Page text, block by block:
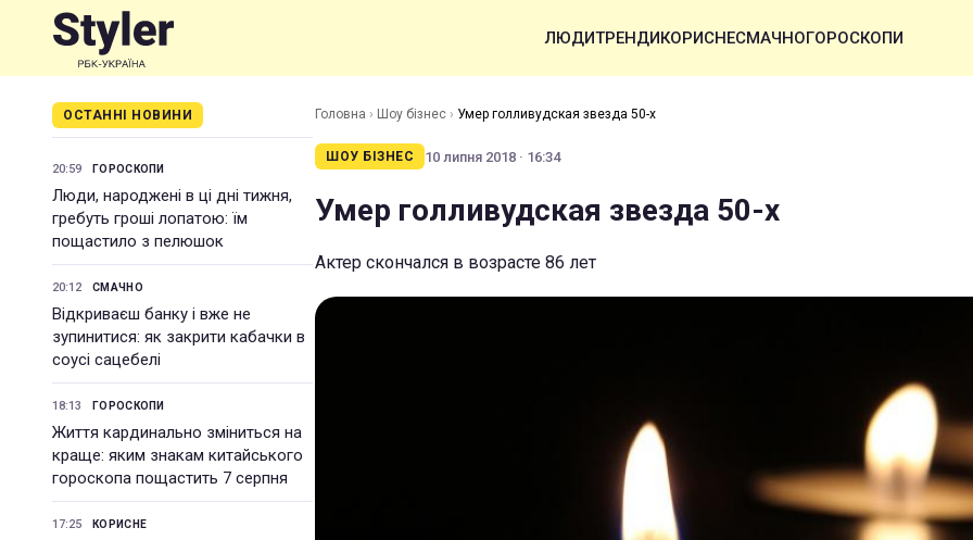
ЛЮДИТРЕНДИКОРИСНЕСМАЧНОГОРОСКОПИ
ОСТАННІ НОВИНИ
20:59 ГОРОСКОПИ
Люди, народжені в ці дні тижня,
гребуть гроші лопатою: їм
пощастило з пелюшок
20:12 СМАЧНО
Відкриваєш банку і вже не
зупинитися: як закрити кабачки в
соусі сацебелі
18:13 ГОРОСКОПИ
Життя кардинально зміниться на
краще: яким знакам китайського
гороскопа пощастить 7 серпня
17:25 КОРИСНЕ
Головна › Шоу бізнес › Умер голливудская звезда 50-х
ШОУ БІЗНЕС 10 липня 2018 · 16:34
Умер голливудская звезда 50-х
Актер скончался в возрасте 86 лет